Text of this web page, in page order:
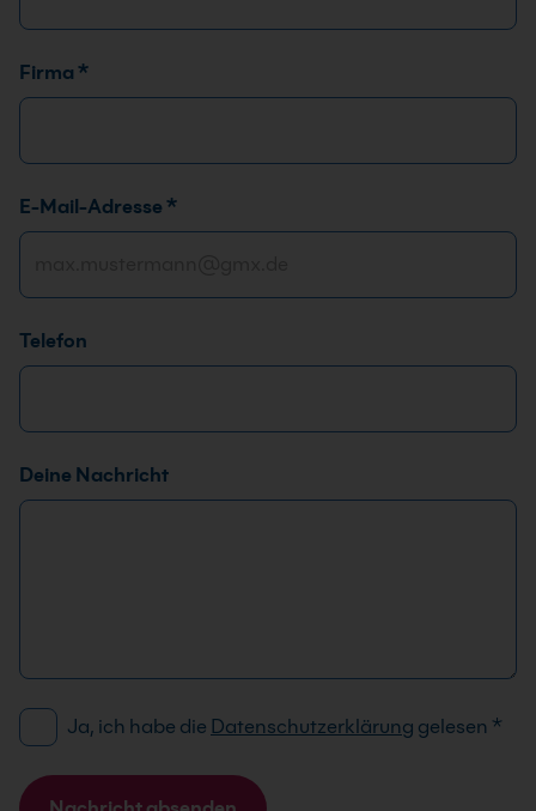
Firma *
E-Mail-Adresse *
Telefon
Deine Nachricht
N
a
D
S
G
V
Ja, ich habe die Datenschutzerklärung gelesen *